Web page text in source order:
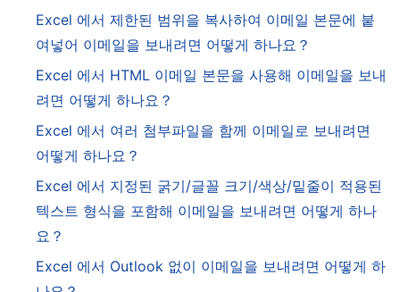
Excel 에서 제한된 범위을 복사하여 이메일 본문에 붙
여넣어 이메일을 보내려면 어떻게 하나요？
Excel 에서 HTML 이메일 본문을 사용해 이메일을 보내
려면 어떻게 하나요？
Excel 에서 여러 첨부파일을 함께 이메일로 보내려면
어떻게 하나요？
Excel 에서 지정된 굵기/글꼴 크기/색상/밑줄이 적용된
텍스트 형식을 포함해 이메일을 보내려면 어떻게 하나
요？
Excel 에서 Outlook 없이 이메일을 보내려면 어떻게 하